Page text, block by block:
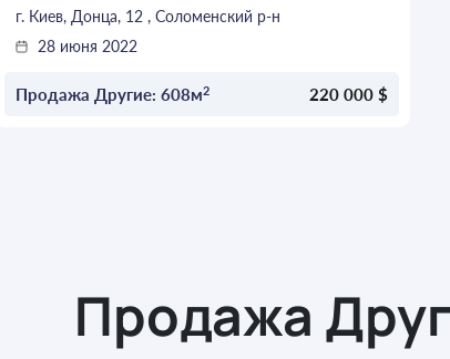
г. Киев, Донца, 12 , Соломенский р-н
28 июня 2022
Продажа Другие: 608м2 220 000 $
Продажа